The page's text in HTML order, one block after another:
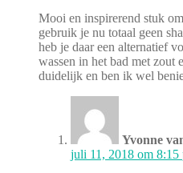
Mooi en inspirerend stuk
gebruik je nu totaal geen
heb je daar een alternatief
wassen in het bad met zout
duidelijk en ben ik wel
Yvonne
juli 11, 2018 om 8:15